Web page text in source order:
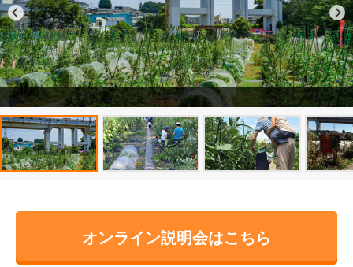
オンライン説明会はこちら